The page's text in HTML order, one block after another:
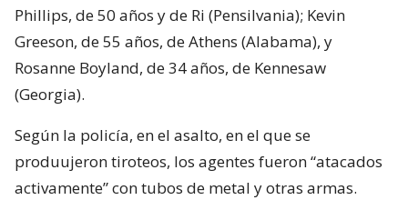
Phillips, de 50 años y de Ri (Pensilvania); Kevin
Greeson, de 55 años, de Athens (Alabama), y
Rosanne Boyland, de 34 años, de Kennesaw
(Georgia).
Según la policía, en el asalto, en el que se
produujeron tiroteos, los agentes fueron “atacados
activamente” con tubos de metal y otras armas.